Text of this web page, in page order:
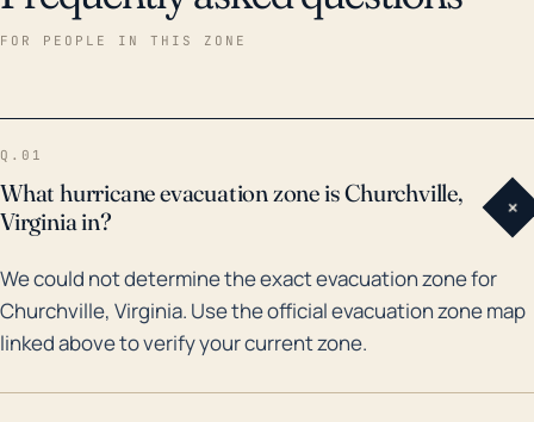
FOR PEOPLE IN THIS ZONE
Q.01
What hurricane evacuation zone is Churchville,
Virginia in?
+
We could not determine the exact evacuation zone for
Churchville, Virginia. Use the official evacuation zone map
linked above to verify your current zone.